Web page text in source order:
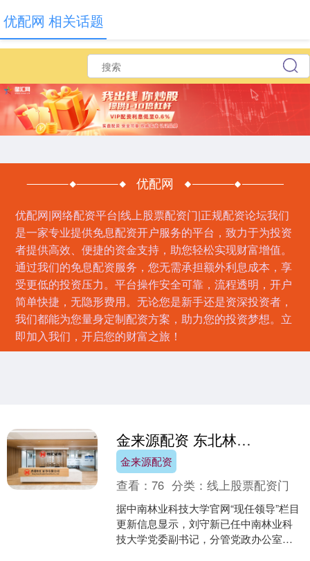
优配网
优配网|网络配资平台|线上股票配资门|正规配资论坛我们
是一家专业提供免息配资开户服务的平台，致力于为投资
者提供高效、便捷的资金支持，助您轻松实现财富增值。
通过我们的免息配资服务，您无需承担额外利息成本，享
受更低的投资压力。平台操作安全可靠，流程透明，开户
简单快捷，无隐形费用。无论您是新手还是资深投资者，
我们都能为您量身定制配资方案，助力您的投资梦想。立
即加入我们，开启您的财富之旅！
优配网 相关话题
金来源配资 东北林业大学副校长刘守新履新中南林业科技大学党委副书记
金来源配资
查看：76 分类：线上股票配资门
据中南林业科技大学官网“现任领导”栏目
更新信息显示，刘守新已任中南林业科
技大学党委副书记，分管党政办公室，